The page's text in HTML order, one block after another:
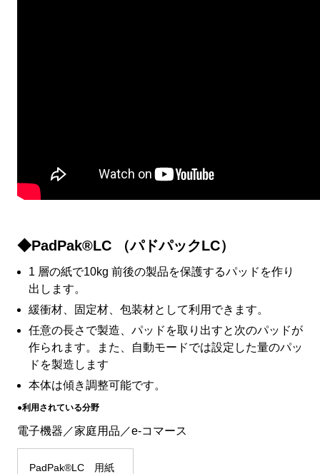
◆PadPak®LC （パドパックLC）
1 層の紙で10kg 前後の製品を保護するパッドを作り
出します。
緩衝材、固定材、包装材として利用できます。
任意の長さで製造、パッドを取り出すと次のパッドが
作られます。また、自動モードでは設定した量のパッ
ドを製造します
本体は傾き調整可能です。
●利用されている分野
電子機器／家庭用品／e-コマース
PadPak®LC 用紙